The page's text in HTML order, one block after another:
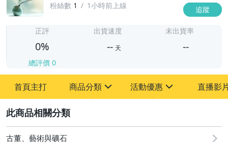
粉絲數 1 1小時前上線 追蹤
-
正評
0%
總評價 0
出貨速度
-- 天
未出貨率
--
首頁主打 商品分類
其它
活動優惠
[全店] 追蹤本賣場立減60元【粉絲轉享】
直播影
古董、藝術與礦石